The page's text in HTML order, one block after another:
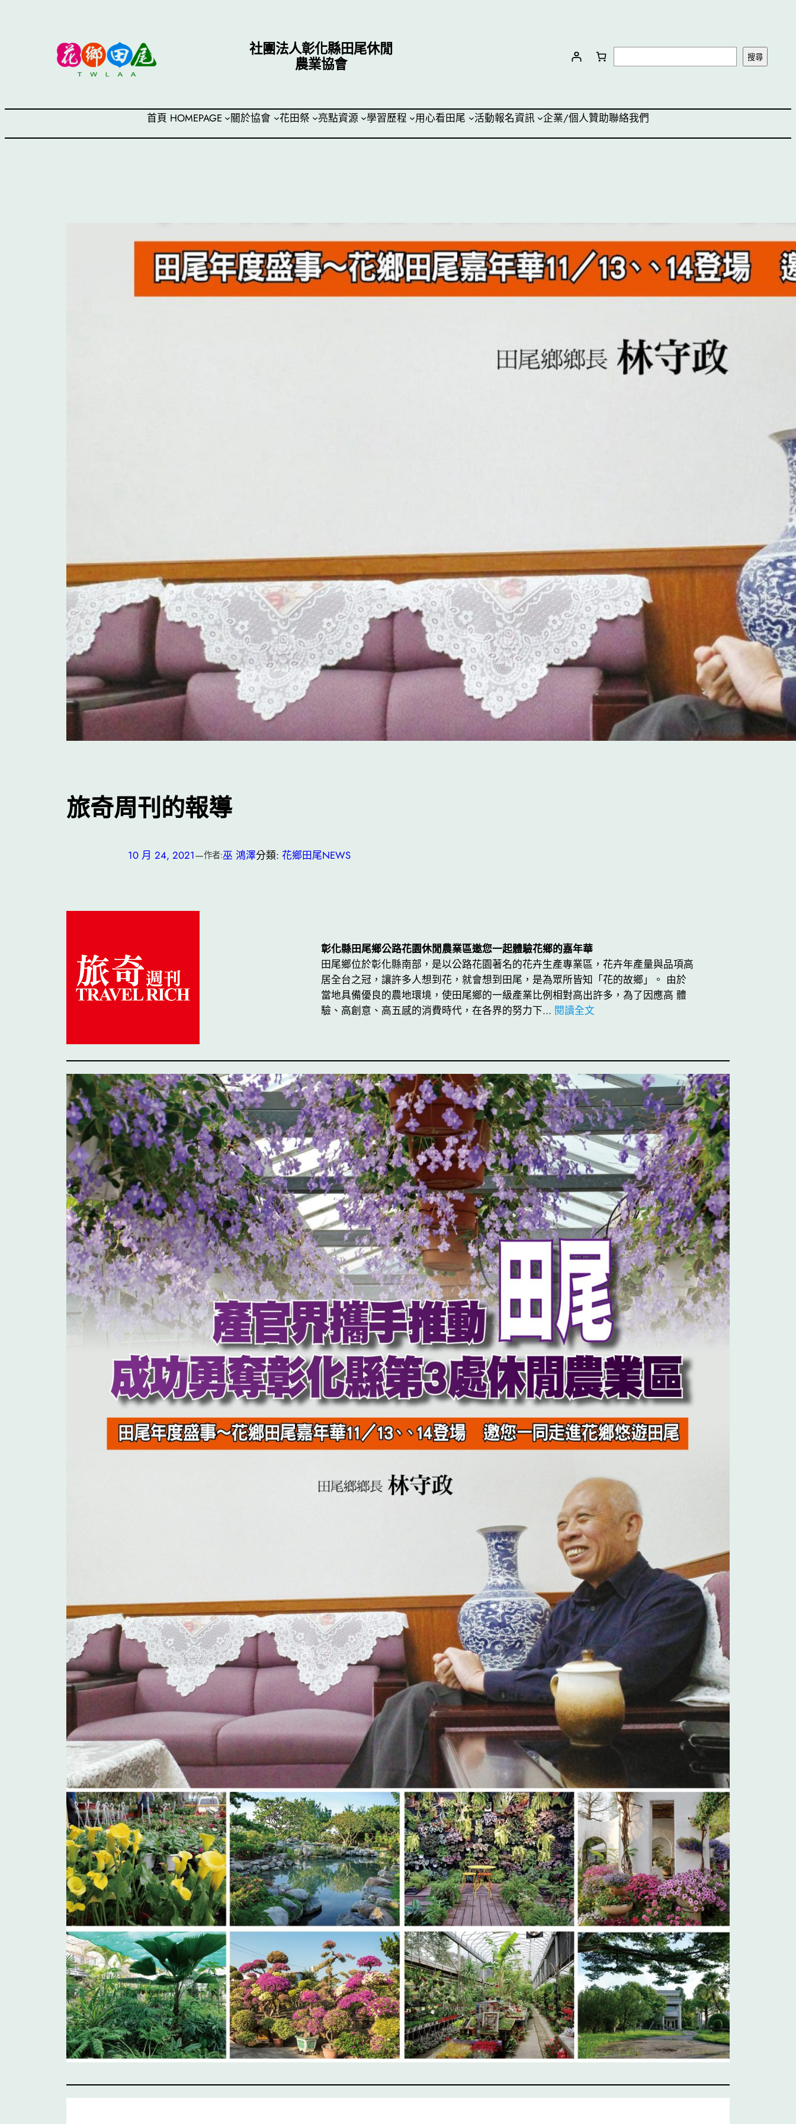
社團法人彰化縣田尾休閒
農業協會
尋
搜尋
首頁 HOMEPAGE 關於協會 花田祭 亮點資源 學習歷程 用心看田尾 活動報名資訊 企業/個人贊助聯絡我們
旅奇周刊的報導
10 月 24, 2021—作者:巫 鴻澤分類: 花鄉田尾NEWS
彰化縣田尾鄉公路花園休閒農業區邀您一起體驗花鄉的嘉年華
田尾鄉位於彰化縣南部，是以公路花園著名的花卉生產專業區，花卉年產量與品項高
居全台之冠，讓許多人想到花，就會想到田尾，是為眾所皆知「花的故鄉」。 由於
當地具備優良的農地環境，使田尾鄉的一級產業比例相對高出許多，為了因應高 體
驗、高創意、高五感的消費時代，在各界的努力下… 閱讀全文